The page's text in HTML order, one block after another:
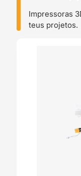
Impressoras
teus projetos.